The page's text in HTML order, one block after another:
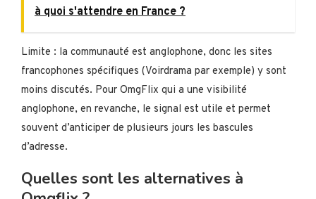
à quoi s'attendre en France ?
Limite : la communauté est anglophone, donc les sites
francophones spécifiques (Voirdrama par exemple) y sont
moins discutés. Pour OmgFlix qui a une visibilité
anglophone, en revanche, le signal est utile et permet
souvent d’anticiper de plusieurs jours les bascules
d’adresse.
Quelles sont les alternatives à